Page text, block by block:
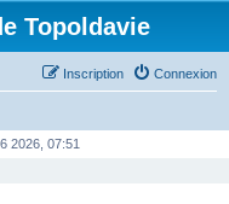
Topoldavie
Connexion
Inscription
2026, 07:51